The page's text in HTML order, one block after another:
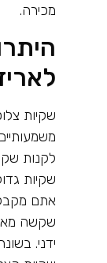
מכירה.
שקיות
לקנות
שקיות
אתם
שקשה
ידני.